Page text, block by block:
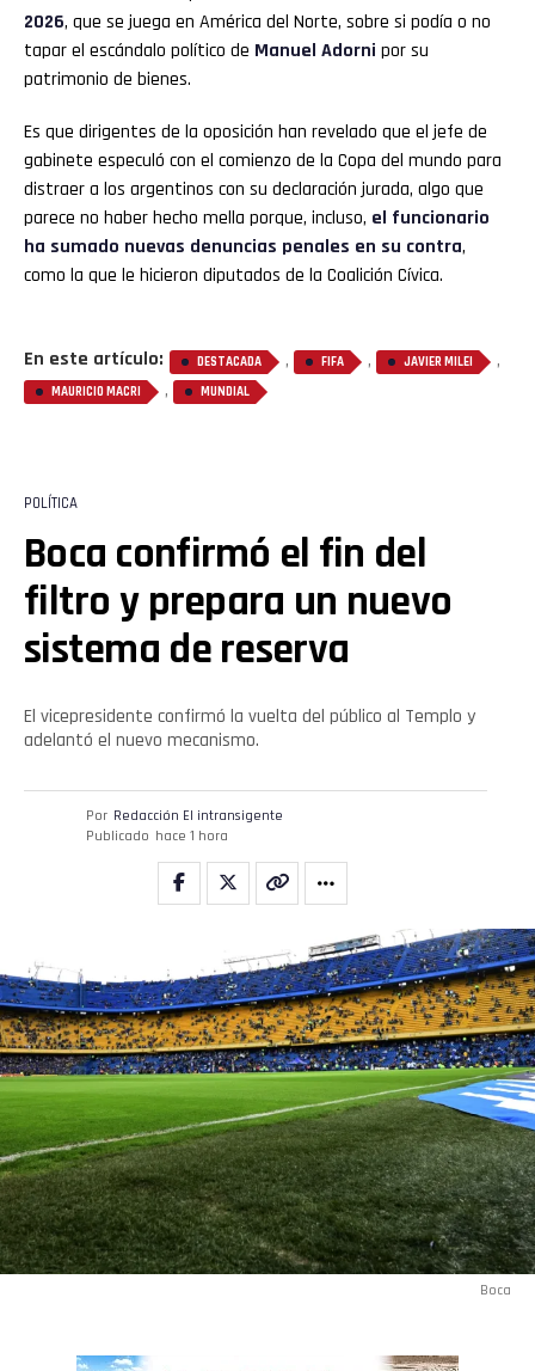
2026, que se juega en América del Norte, sobre si podía o no
tapar el escándalo político de Manuel Adorni por su
patrimonio de bienes.
Es que dirigentes de la oposición han revelado que el jefe de
gabinete especuló con el comienzo de la Copa del mundo para
distraer a los argentinos con su declaración jurada, algo que
parece no haber hecho mella porque, incluso, el funcionario
ha sumado nuevas denuncias penales en su contra,
como la que le hicieron diputados de la Coalición Cívica.
En este artículo: DESTACADA , FIFA , JAVIER MILEI ,
MAURICIO MACRI , MUNDIAL
POLÍTICA
Boca confirmó el fin del
filtro y prepara un nuevo
sistema de reserva
El vicepresidente confirmó la vuelta del público al Templo y
adelantó el nuevo mecanismo.
Por Redacción El intransigente
Publicado hace 1 hora
Boca